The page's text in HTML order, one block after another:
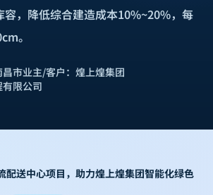
，降低综合建造成本10%~20%，每
。
昌市业主/客户： 煌上煌集团
限公司
配送中心项目，助力煌上煌集团智能化绿色